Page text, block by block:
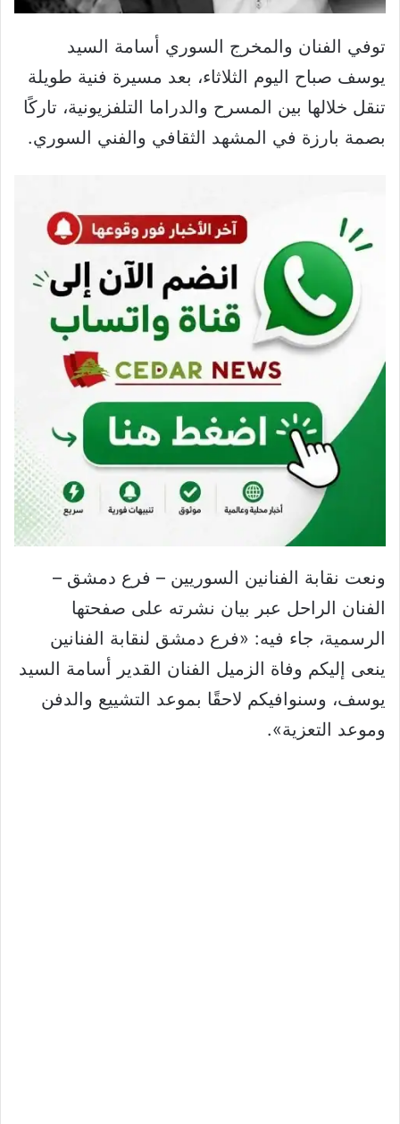
توفي الفنان والمخرج السوري أسامة السيد
يوسف صباح اليوم الثلاثاء، بعد مسيرة فنية طويلة
تنقل خلالها بين المسرح والدراما التلفزيونية، تاركًا
بصمة بارزة في المشهد الثقافي والفني السوري.
ونعت نقابة الفنانين السوريين – فرع دمشق –
الفنان الراحل عبر بيان نشرته على صفحتها
الرسمية، جاء فيه: «فرع دمشق لنقابة الفنانين
ينعى إليكم وفاة الزميل الفنان القدير أسامة السيد
يوسف، وسنوافيكم لاحقًا بموعد التشييع والدفن
وموعد التعزية».